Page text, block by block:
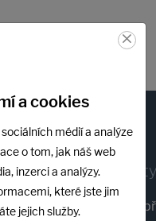
Produkty
Bazény a
×
a cookies
médií a analýze
o tom, jak náš web
inzerci a analýzy.
které jste jim
jejich služby.